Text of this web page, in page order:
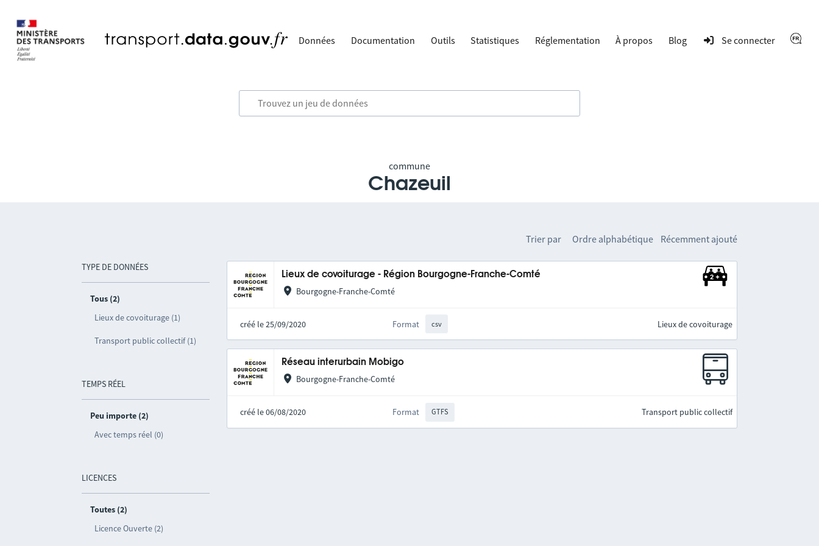
Données Documentation Outils Statistiques Réglementation À propos Blog Se connecter
commune
Chazeuil
TYPE DE DONNÉES
Tous (2)
Lieux de covoiturage (1)
Transport public collectif (1)
TEMPS RÉEL
Peu importe (2)
Avec temps réel (0)
LICENCES
Toutes (2)
Licence Ouverte (2)
Trier par Ordre alphabétique Récemment ajouté
Lieux de covoiturage - Région Bourgogne-Franche-Comté
Bourgogne-Franche-Comté
créé le 25/09/2020 Format csv Lieux de covoiturage
Réseau interurbain Mobigo
Bourgogne-Franche-Comté
créé le 06/08/2020 Format GTFS Transport public collectif